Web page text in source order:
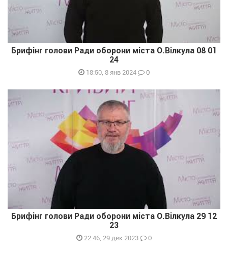
Брифінг голови Ради оборони міста О.Вілкула 08 01
24
18:50, 8 янв 2024 0
Брифінг голови Ради оборони міста О.Вілкула 29 12
23
22:46, 29 дек 2023 0